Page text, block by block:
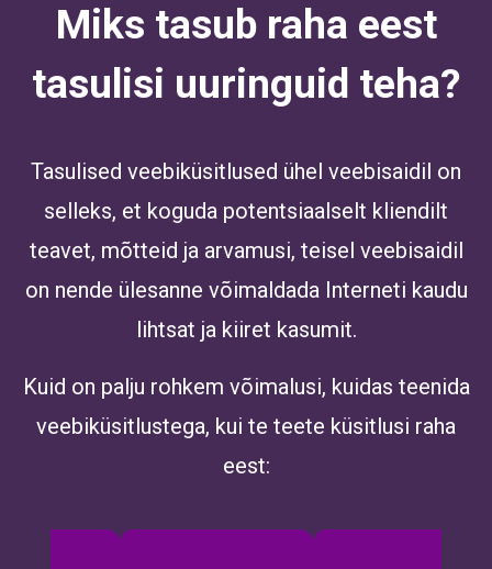
Miks tasub raha eest
tasulisi uuringuid teha?
Tasulised veebiküsitlused ühel veebisaidil on
selleks, et koguda potentsiaalselt kliendilt
teavet, mõtteid ja arvamusi, teisel veebisaidil
on nende ülesanne võimaldada Interneti kaudu
lihtsat ja kiiret kasumit.
Kuid on palju rohkem võimalusi, kuidas teenida
veebiküsitlustega, kui te teete küsitlusi raha
eest: